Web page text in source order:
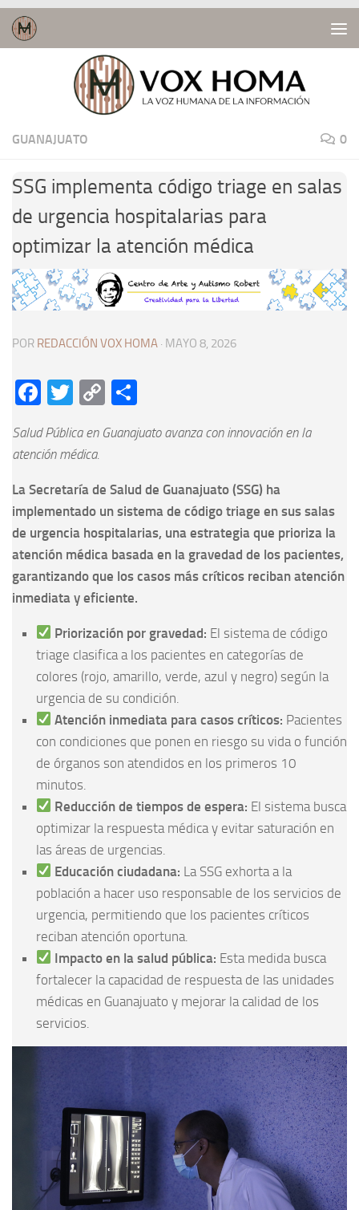
Saltar al contenido
GUANAJUATO 0
SSG implementa código triage en salas
de urgencia hospitalarias para
optimizar la atención médica
POR REDACCIÓN VOX HOMA · MAYO 8, 2026
Facebook
Twitter
Copy
Salud Pública en Guanajuato avanza con innovación en la
atención médica.
La Secretaría de Salud de Guanajuato (SSG) ha
implementado un sistema de código triage en sus salas
de urgencia hospitalarias, una estrategia que prioriza la
atención médica basada en la gravedad de los pacientes,
garantizando que los casos más críticos reciban atención
inmediata y eficiente.
Priorización por gravedad: El sistema de código
triage clasifica a los pacientes en categorías de
colores (rojo, amarillo, verde, azul y negro) según la
urgencia de su condición.
Atención inmediata para casos críticos: Pacientes
con condiciones que ponen en riesgo su vida o función
de órganos son atendidos en los primeros 10
minutos.
Reducción de tiempos de espera: El sistema busca
optimizar la respuesta médica y evitar saturación en
las áreas de urgencias.
Educación ciudadana: La SSG exhorta a la
población a hacer uso responsable de los servicios de
urgencia, permitiendo que los pacientes críticos
reciban atención oportuna.
Impacto en la salud pública: Esta medida busca
fortalecer la capacidad de respuesta de las unidades
médicas en Guanajuato y mejorar la calidad de los
servicios.